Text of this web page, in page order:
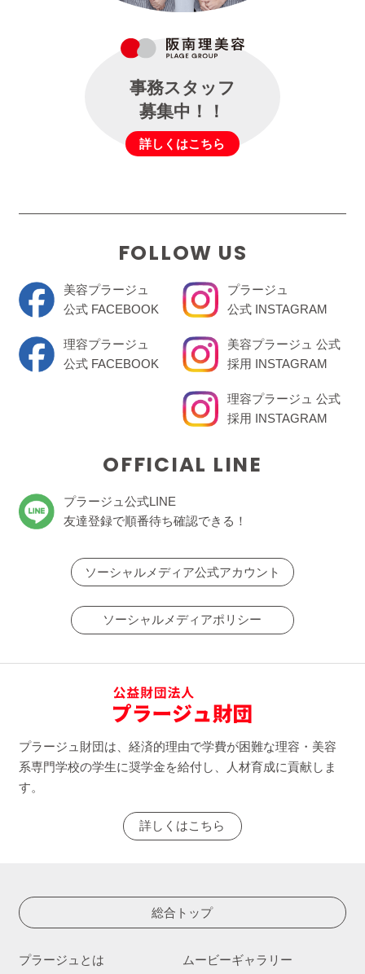
事務スタッフ
募集中！！
詳しくはこちら
FOLLOW US
美容プラージュ
公式 FACEBOOK
理容プラージュ
公式 FACEBOOK
プラージュ
公式 INSTAGRAM
美容プラージュ 公式
採用 INSTAGRAM
理容プラージュ 公式
採用 INSTAGRAM
OFFICIAL LINE
プラージュ公式LINE
友達登録で順番待ち確認できる！
ソーシャルメディア公式アカウント
ソーシャルメディアポリシー
プラージュ財団は、経済的理由で学費が困難な理容・美容
系専門学校の学生に奨学金を給付し、人材育成に貢献しま
す。
詳しくはこちら
総合トップ
プラージュとは ムービーギャラリー